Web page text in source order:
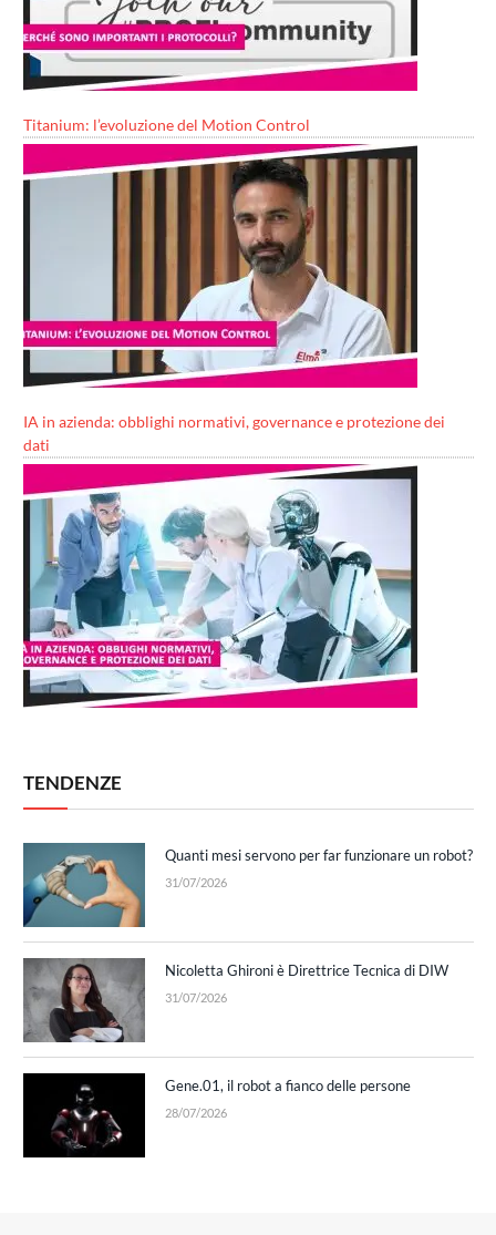
Titanium: l’evoluzione del Motion Control
IA in azienda: obblighi normativi, governance e protezione dei
dati
TENDENZE
Quanti mesi servono per far funzionare un robot?
31/07/2026
Nicoletta Ghironi è Direttrice Tecnica di DIW
31/07/2026
Gene.01, il robot a fianco delle persone
28/07/2026